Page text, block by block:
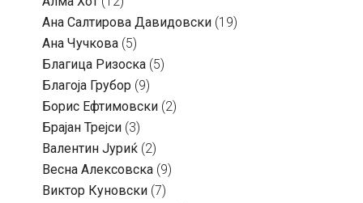
Ана Салтирова Давидовски (19)
Ана Чучкова (5)
Благица Ризоска (5)
Благоја Грубор (9)
Борис Ефтимовски (2)
Брајан Трејси (3)
Валентин Јуриќ (2)
Весна Алексовска (9)
Виктор Куновски (7)